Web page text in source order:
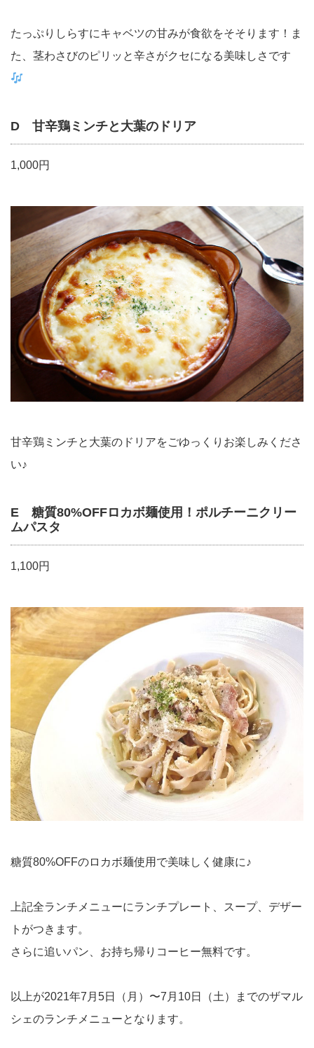
たっぷりしらすにキャベツの甘みが食欲をそそります！ま
た、茎わさびのピリッと辛さがクセになる美味しさです
D 甘辛鶏ミンチと大葉のドリア
1,000円
甘辛鶏ミンチと大葉のドリアをごゆっくりお楽しみくださ
い♪
E 糖質80%OFFロカボ麺使用！ポルチーニクリー
ムパスタ
1,100円
糖質80%OFFのロカボ麺使用で美味しく健康に♪
上記全ランチメニューにランチプレート、スープ、デザー
トがつきます。
さらに追いパン、お持ち帰りコーヒー無料です。
以上が2021年7月5日（月）〜7月10日（土）までのザマル
シェのランチメニューとなります。